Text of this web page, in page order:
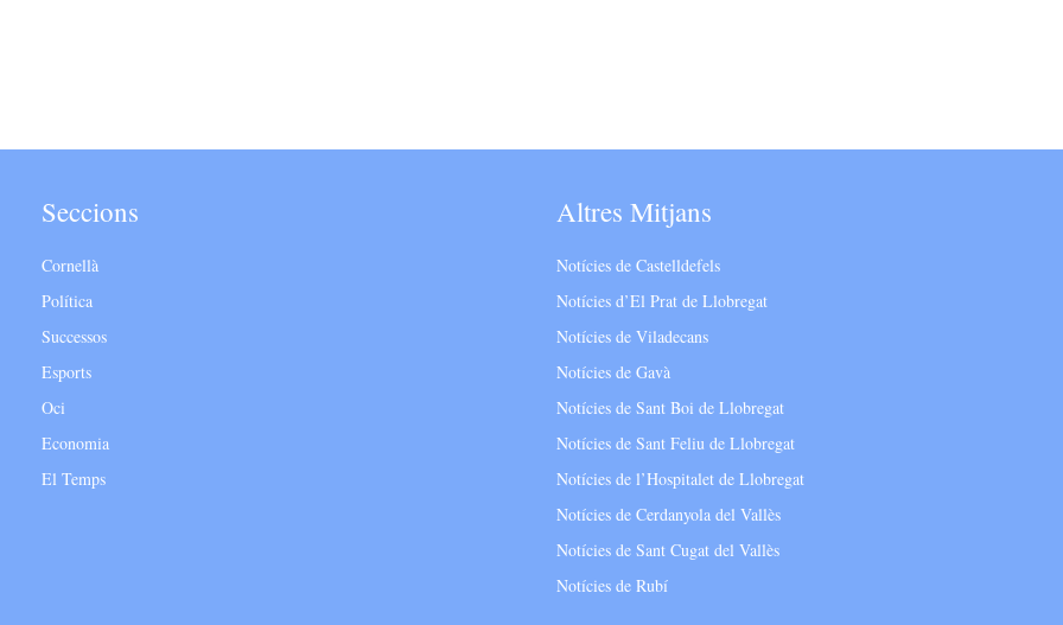
Seccions
Cornellà
Política
Successos
Esports
Oci
Economia
El Temps
Altres Mitjans
Notícies de Castelldefels
Notícies d’El Prat de Llobregat
Notícies de Viladecans
Notícies de Gavà
Notícies de Sant Boi de Llobregat
Notícies de Sant Feliu de Llobregat
Notícies de l’Hospitalet de Llobregat
Notícies de Cerdanyola del Vallès
Notícies de Sant Cugat del Vallès
Notícies de Rubí